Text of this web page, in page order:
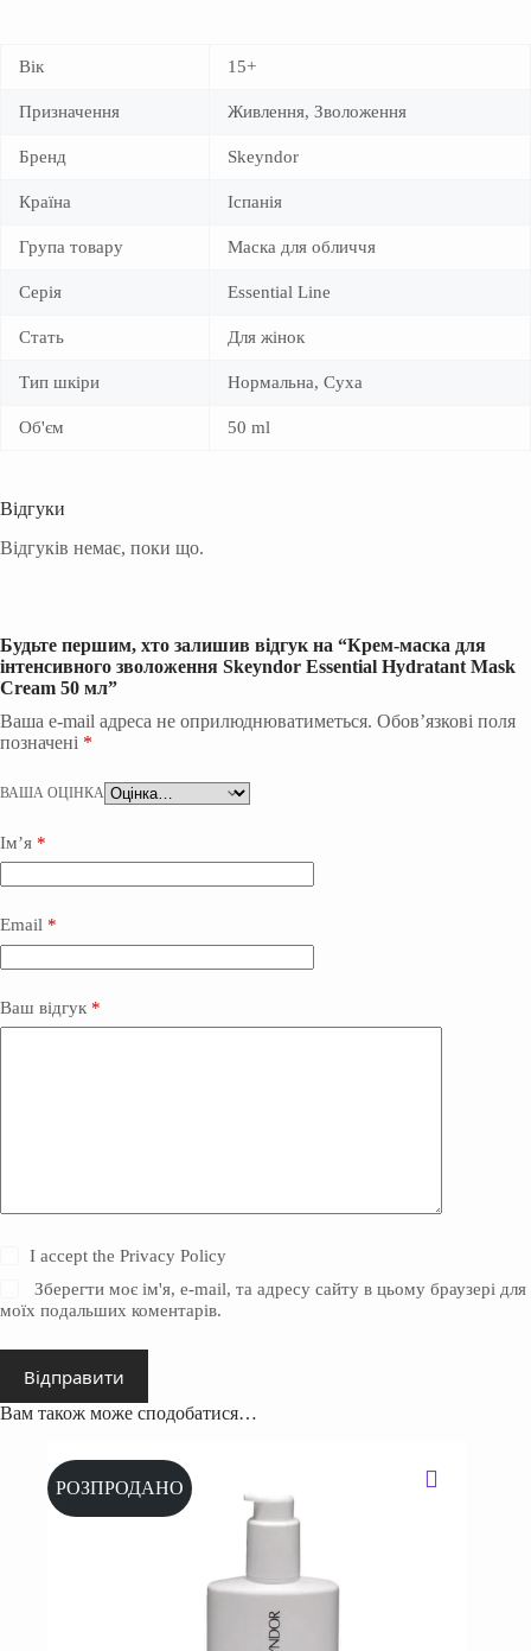
Вік 15+
Призначення Живлення, Зволоження
Бренд Skeyndor
Країна Іспанія
Група товару Маска для обличчя
Серія Essential Line
Стать Для жінок
Тип шкіри Нормальна, Суха
Об'єм 50 ml
Відгуки
Відгуків немає, поки що.
Будьте першим, хто залишив відгук на “Крем-маска для
інтенсивного зволоження Skeyndor Essential Hydratant Mask
Cream 50 мл”
Ваша e-mail адреса не оприлюднюватиметься. Обов’язкові поля
позначені *
ВАША ОЦІНКА
Ім’я *
Email *
Ваш відгук *
I accept thePrivacy Policy
Зберегти моє ім'я, e-mail, та адресу сайту в цьому браузері для
моїх подальших коментарів.
Відправити
Вам також може сподобатися…
РОЗПРОДАНО